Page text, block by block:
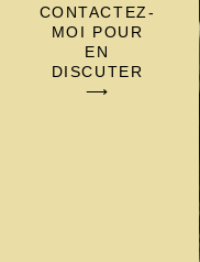
CONTACTEZ-
MOI POUR
EN
DISCUTER
⟶